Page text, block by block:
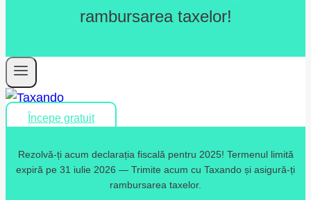
rambursarea taxelor!
Începe gratuit
Rezolvă-ți acum declarația fiscală pentru 2025! Termenul limită
expiră pe 31 iulie 2026 — Trimite acum cu Taxando și asigură-ți
rambursarea taxelor.